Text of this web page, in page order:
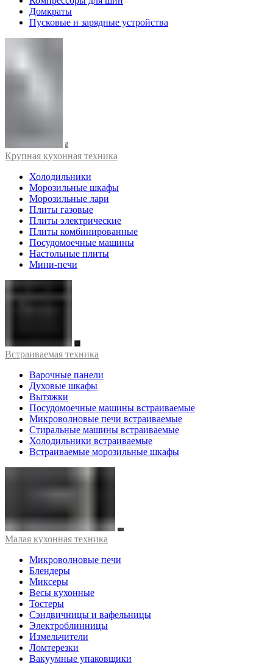
Домкраты
Пусковые и зарядные устройства
Крупная кухонная техника
Холодильники
Морозильные шкафы
Морозильные лари
Плиты газовые
Плиты электрические
Плиты комбинированные
Посудомоечные машины
Настольные плиты
Мини-печи
Встраиваемая техника
Варочные панели
Духовые шкафы
Вытяжки
Посудомоечные машины встраиваемые
Микроволновые печи встраиваемые
Стиральные машины встраиваемые
Холодильники встраиваемые
Встраиваемые морозильные шкафы
Малая кухонная техника
Микроволновые печи
Блендеры
Миксеры
Весы кухонные
Тостеры
Сэндвичницы и вафельницы
Электроблинницы
Измельчители
Ломтерезки
Вакуумные упаковщики